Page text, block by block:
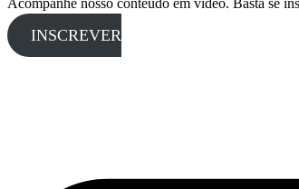
Acompanhe nosso conteúdo em vídeo. Basta se
INSCREVER